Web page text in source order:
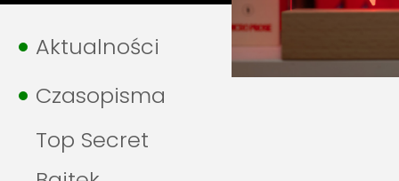
Aktualności
Czasopisma
Top Secret